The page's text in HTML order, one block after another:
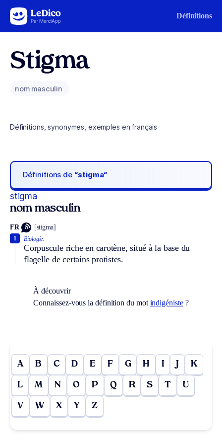
Aller au contenu Définitions
Stigma
nom masculin
Définitions, synonymes, exemples en français
Définitions de “stigma“
stigma
nom masculin
FR [stigma]
Biologie.
Corpuscule riche en carotène, situé à la base du
flagelle de certains protistes.
1
À découvrir
Connaissez-vous la définition du mot indigéniste?
A B C D E F G H I J K
L M N O P Q R S T U
V W X Y Z